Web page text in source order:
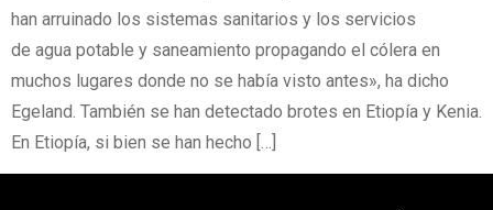
han arruinado los sistemas sanitarios y los servicios
de agua potable y saneamiento propagando el cólera en
muchos lugares donde no se había visto antes», ha dicho
Egeland. También se han detectado brotes en Etiopía y Kenia.
En Etiopía, si bien se han hecho […]